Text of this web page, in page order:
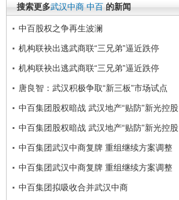
搜索更多武汉中商 中百 的新闻
中百股权之争再生波澜
机构联袂出逃武商联“三兄弟”逼近跌停
机构联袂出逃武商联“三兄弟”逼近跌停
唐良智：武汉积极争取“新三板”市场试点
中百集团股权暗战 武汉地产“贴防”新光控股
中百集团股权暗战 武汉地产“贴防”新光控股
中百集团武汉中商复牌 重组继续方案调整
中百集团武汉中商复牌 重组继续方案调整
中百集团拟吸收合并武汉中商